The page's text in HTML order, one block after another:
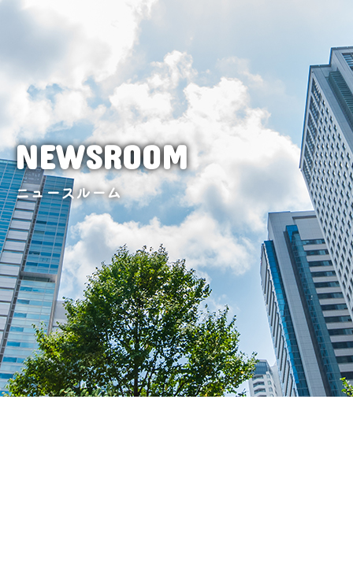
NEWSROOM
ニュースルーム